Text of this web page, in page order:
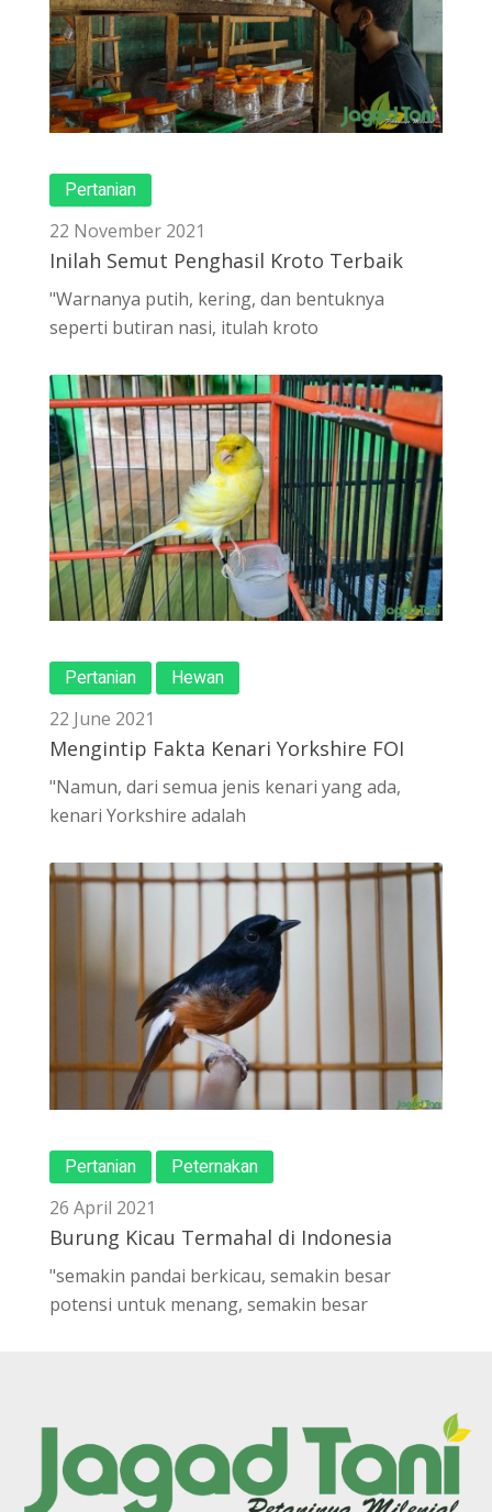
Pertanian
22 November 2021
Inilah Semut Penghasil Kroto Terbaik
"Warnanya putih, kering, dan bentuknya
seperti butiran nasi, itulah kroto
Pertanian Hewan
22 June 2021
Mengintip Fakta Kenari Yorkshire FOI
"Namun, dari semua jenis kenari yang ada,
kenari Yorkshire adalah
Pertanian Peternakan
26 April 2021
Burung Kicau Termahal di Indonesia
"semakin pandai berkicau, semakin besar
potensi untuk menang, semakin besar